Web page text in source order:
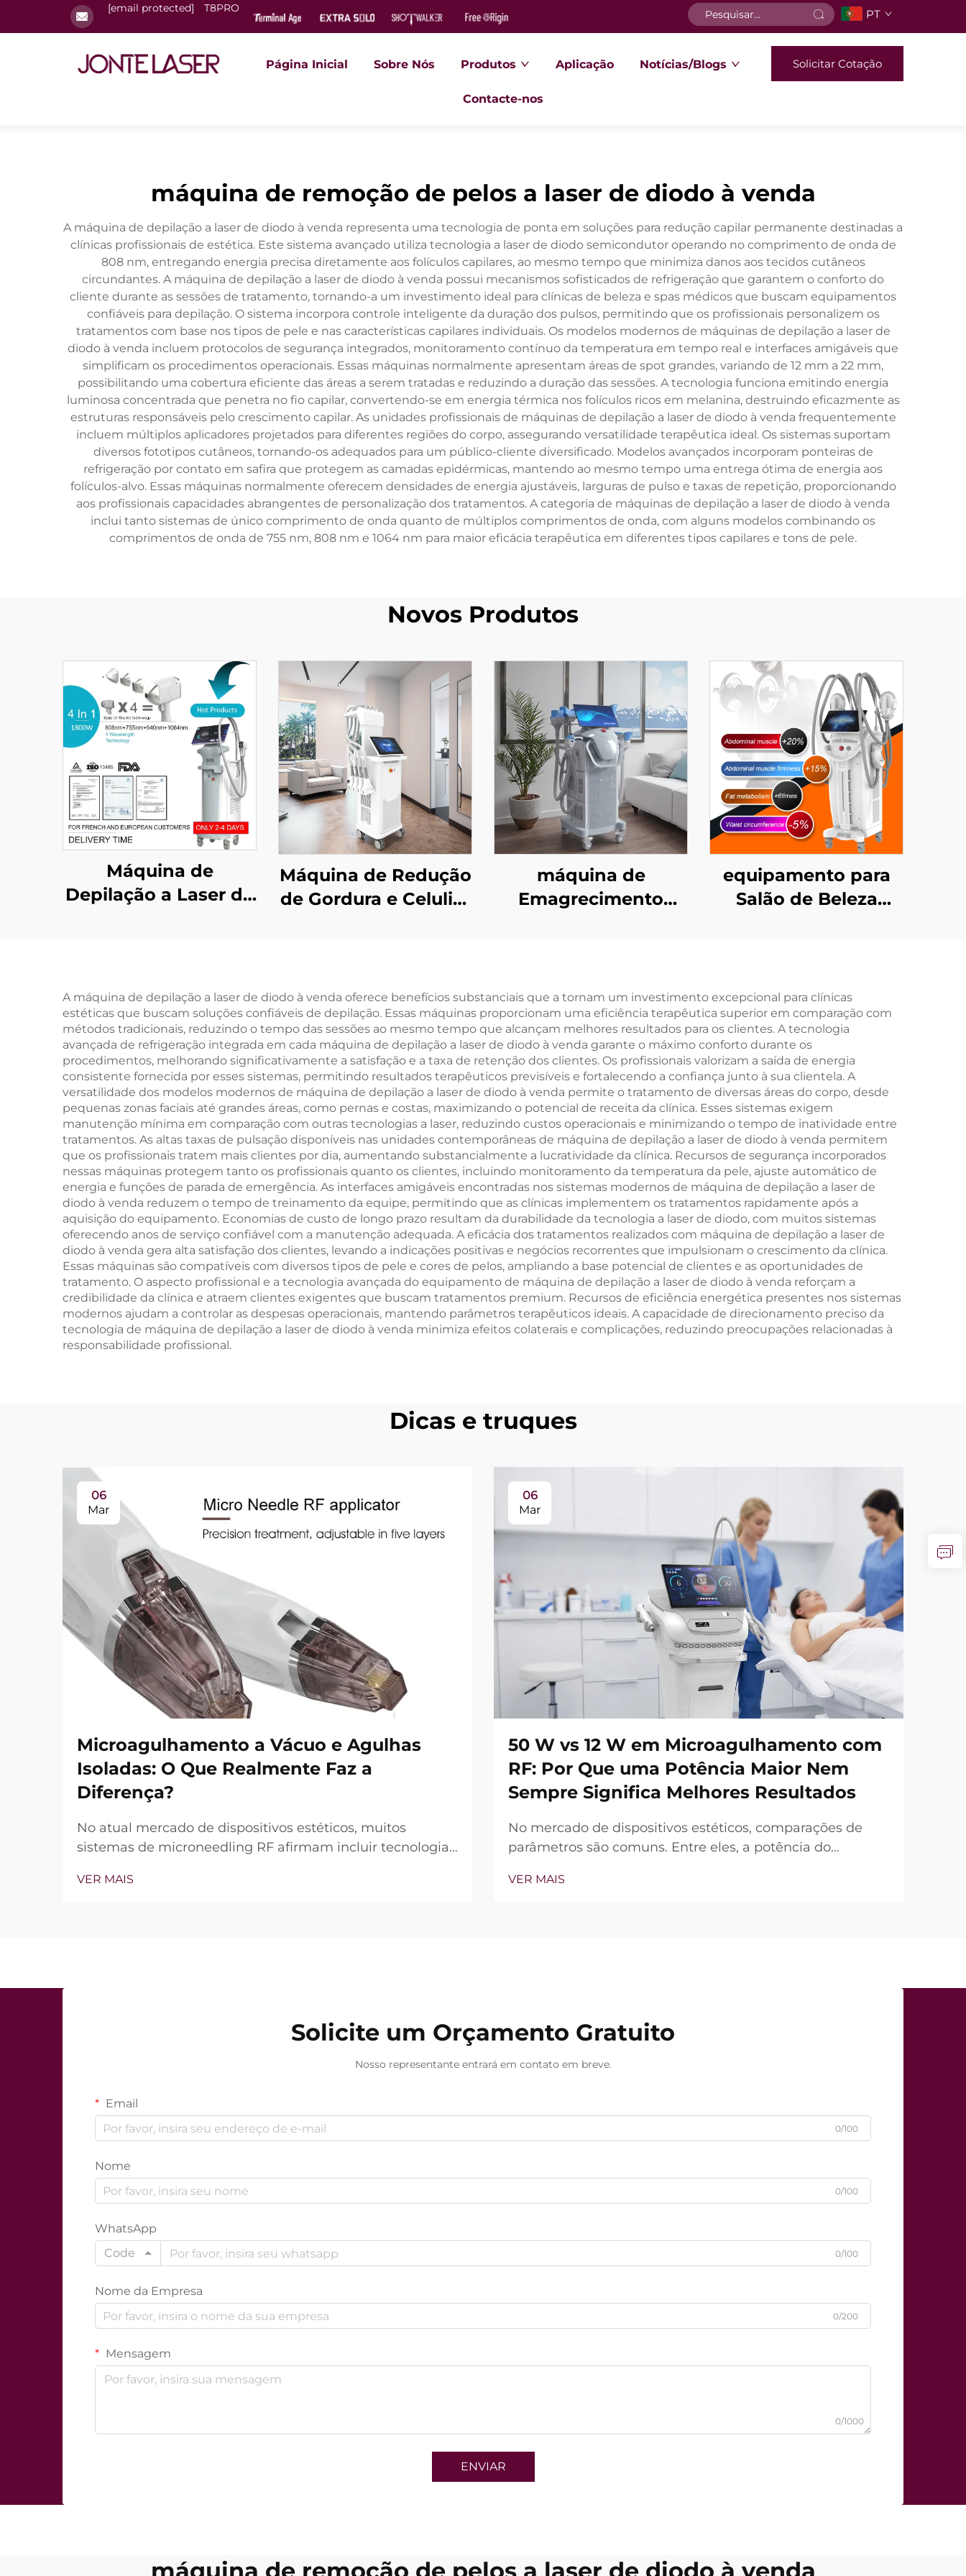
[email protected] T8PRO PT
Página Inicial Sobre Nós Produtos Aplicação Notícias/Blogs
Contacte-nos
Solicitar Cotação
máquina de remoção de pelos a laser de diodo à venda
A máquina de depilação a laser de diodo à venda representa uma tecnologia de ponta em soluções para redução capilar permanente destinadas a
clínicas profissionais de estética. Este sistema avançado utiliza tecnologia a laser de diodo semicondutor operando no comprimento de onda de
808 nm, entregando energia precisa diretamente aos folículos capilares, ao mesmo tempo que minimiza danos aos tecidos cutâneos
circundantes. A máquina de depilação a laser de diodo à venda possui mecanismos sofisticados de refrigeração que garantem o conforto do
cliente durante as sessões de tratamento, tornando-a um investimento ideal para clínicas de beleza e spas médicos que buscam equipamentos
confiáveis para depilação. O sistema incorpora controle inteligente da duração dos pulsos, permitindo que os profissionais personalizem os
tratamentos com base nos tipos de pele e nas características capilares individuais. Os modelos modernos de máquinas de depilação a laser de
diodo à venda incluem protocolos de segurança integrados, monitoramento contínuo da temperatura em tempo real e interfaces amigáveis que
simplificam os procedimentos operacionais. Essas máquinas normalmente apresentam áreas de spot grandes, variando de 12 mm a 22 mm,
possibilitando uma cobertura eficiente das áreas a serem tratadas e reduzindo a duração das sessões. A tecnologia funciona emitindo energia
luminosa concentrada que penetra no fio capilar, convertendo-se em energia térmica nos folículos ricos em melanina, destruindo eficazmente as
estruturas responsáveis pelo crescimento capilar. As unidades profissionais de máquinas de depilação a laser de diodo à venda frequentemente
incluem múltiplos aplicadores projetados para diferentes regiões do corpo, assegurando versatilidade terapêutica ideal. Os sistemas suportam
diversos fototipos cutâneos, tornando-os adequados para um público-cliente diversificado. Modelos avançados incorporam ponteiras de
refrigeração por contato em safira que protegem as camadas epidérmicas, mantendo ao mesmo tempo uma entrega ótima de energia aos
folículos-alvo. Essas máquinas normalmente oferecem densidades de energia ajustáveis, larguras de pulso e taxas de repetição, proporcionando
aos profissionais capacidades abrangentes de personalização dos tratamentos. A categoria de máquinas de depilação a laser de diodo à venda
inclui tanto sistemas de único comprimento de onda quanto de múltiplos comprimentos de onda, com alguns modelos combinando os
comprimentos de onda de 755 nm, 808 nm e 1064 nm para maior eficácia terapêutica em diferentes tipos capilares e tons de pele.
Novos Produtos
Máquina de
Depilação a Laser de
1200 W, 1800 W e
3000 W, e
comprimentos de
onda de 755 nm, 808
nm, 940 nm e 1064
nm, aprovada pela
MDR, FDA e MDSAP
Máquina de Redução
de Gordura e Celulite
Modelagem Corporal
e Emagrecimento,
aprovada pela FDA
máquina de
Emagrecimento
Tecnologia de
Resfriamento de 360
Graus e Crioterapia
para Perda de Peso
equipamento para
Salão de Beleza
para Estimulação
Eletromagnética
Muscular
A máquina de depilação a laser de diodo à venda oferece benefícios substanciais que a tornam um investimento excepcional para clínicas
estéticas que buscam soluções confiáveis de depilação. Essas máquinas proporcionam uma eficiência terapêutica superior em comparação com
métodos tradicionais, reduzindo o tempo das sessões ao mesmo tempo que alcançam melhores resultados para os clientes. A tecnologia
avançada de refrigeração integrada em cada máquina de depilação a laser de diodo à venda garante o máximo conforto durante os
procedimentos, melhorando significativamente a satisfação e a taxa de retenção dos clientes. Os profissionais valorizam a saída de energia
consistente fornecida por esses sistemas, permitindo resultados terapêuticos previsíveis e fortalecendo a confiança junto à sua clientela. A
versatilidade dos modelos modernos de máquina de depilação a laser de diodo à venda permite o tratamento de diversas áreas do corpo, desde
pequenas zonas faciais até grandes áreas, como pernas e costas, maximizando o potencial de receita da clínica. Esses sistemas exigem
manutenção mínima em comparação com outras tecnologias a laser, reduzindo custos operacionais e minimizando o tempo de inatividade entre
tratamentos. As altas taxas de pulsação disponíveis nas unidades contemporâneas de máquina de depilação a laser de diodo à venda permitem
que os profissionais tratem mais clientes por dia, aumentando substancialmente a lucratividade da clínica. Recursos de segurança incorporados
nessas máquinas protegem tanto os profissionais quanto os clientes, incluindo monitoramento da temperatura da pele, ajuste automático de
energia e funções de parada de emergência. As interfaces amigáveis encontradas nos sistemas modernos de máquina de depilação a laser de
diodo à venda reduzem o tempo de treinamento da equipe, permitindo que as clínicas implementem os tratamentos rapidamente após a
aquisição do equipamento. Economias de custo de longo prazo resultam da durabilidade da tecnologia a laser de diodo, com muitos sistemas
oferecendo anos de serviço confiável com a manutenção adequada. A eficácia dos tratamentos realizados com máquina de depilação a laser de
diodo à venda gera alta satisfação dos clientes, levando a indicações positivas e negócios recorrentes que impulsionam o crescimento da clínica.
Essas máquinas são compatíveis com diversos tipos de pele e cores de pelos, ampliando a base potencial de clientes e as oportunidades de
tratamento. O aspecto profissional e a tecnologia avançada do equipamento de máquina de depilação a laser de diodo à venda reforçam a
credibilidade da clínica e atraem clientes exigentes que buscam tratamentos premium. Recursos de eficiência energética presentes nos sistemas
modernos ajudam a controlar as despesas operacionais, mantendo parâmetros terapêuticos ideais. A capacidade de direcionamento preciso da
tecnologia de máquina de depilação a laser de diodo à venda minimiza efeitos colaterais e complicações, reduzindo preocupações relacionadas à
responsabilidade profissional.
Dicas e truques
06
Mar
Microagulhamento a Vácuo e Agulhas
Isoladas: O Que Realmente Faz a
Diferença?
No atual mercado de dispositivos estéticos, muitos
sistemas de microneedling RF afirmam incluir tecnologia
questão não é simplesmente se esses recursos existem,
VER MAIS
06
Mar
50 W vs 12 W em Microagulhamento com
RF: Por Que uma Potência Maior Nem
Sempre Significa Melhores Resultados
No mercado de dispositivos estéticos, comparações de
parâmetros são comuns. Entre eles, a potência do
principal diferencial de venda. No entanto, sob uma
VER MAIS
Solicite um Orçamento Gratuito
Nosso representante entrará em contato em breve.
Email
0/100
Nome
0/100
WhatsApp
Code
0/100
Nome da Empresa
0/200
Mensagem
0/1000
ENVIAR